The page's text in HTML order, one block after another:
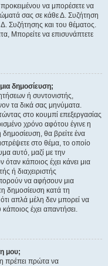
να μπορέσετε να
σας σε κάθε Δ. Συζήτηση
Δ. Συζήτησης και του θέματος.
Μπορείτε να επισυνάπτετε
δημοσίευση;
ή συντονιστής,
τα δικά σας μηνύματα.
στο κουμπί επεξεργασίας
χρόνο αφότου έγινε η
θα βρείτε ένα
στο θέμα, το οποίο
αυτό, μαζί με την
κάποιος έχει κάνει μια
ή διαχειριστής
να αφήσουν μια
δημοσίευση κατά τη
απλά μέλη δεν μπορεί να
έχει απαντήσει.
μου;
πρέπει πρώτα να